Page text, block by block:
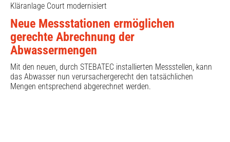
Kläranlage Court modernisiert
Neue Messstationen ermöglichen
gerechte Abrechnung der
Abwassermengen
Mit den neuen, durch STEBATEC installierten Messstellen, kann
das Abwasser nun verursachergerecht den tatsächlichen
Mengen entsprechend abgerechnet werden.